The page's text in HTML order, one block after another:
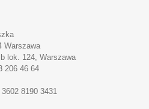
Warszawa
lok. 124, Warszawa
206 46 64
8190 3431